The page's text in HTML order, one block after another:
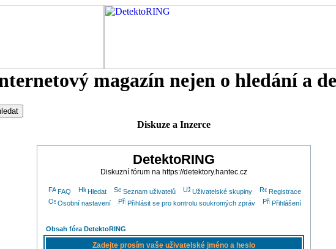
magazín nejen o hledání a
Diskuze a Inzerce
DetektoRING
Diskuzní fórum na https://detektory.hantec.cz
FAQ Hledat Seznam uživatelů Uživatelské skupiny
Registrace
Osobní nastavení
Přihlásit se pro kontrolu soukromých zpráv Přihlášení
Obsah fóra DetektoRING
Zadejte prosím vaše uživatelské jméno a heslo